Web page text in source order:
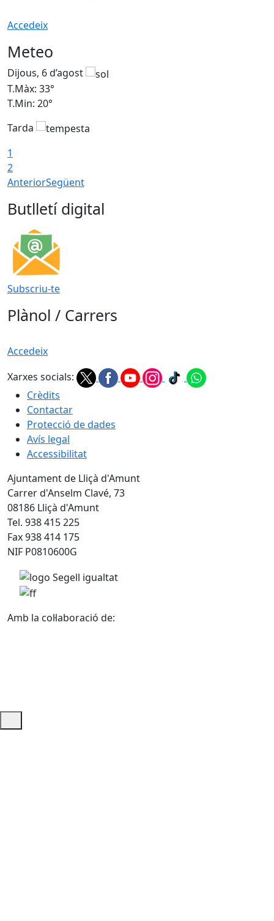
Accedeix
Meteo
Dijous, 6 d’agost
T.Màx: 33°
T.Min: 20°
Tarda
1
2
AnteriorSegüent
Butlletí digital
Subscriu-te
Plànol / Carrers
Accedeix
Xarxes socials:
Crèdits
Contactar
Protecció de dades
Avís legal
Accessibilitat
Ajuntament de Lliçà d'Amunt
Carrer d'Anselm Clavé, 73
08186 Lliçà d'Amunt
Tel. 938 415 225
Fax 938 414 175
NIF P0810600G
Amb la col·laboració de: